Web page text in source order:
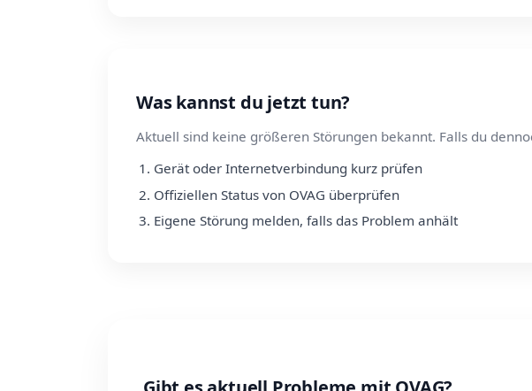
Was kannst du jetzt tun?
Aktuell sind keine größeren Störungen bekannt. Falls du
Gerät oder Internetverbindung kurz prüfen
Offiziellen Status von OVAG überprüfen
Eigene Störung melden, falls das Problem anhält